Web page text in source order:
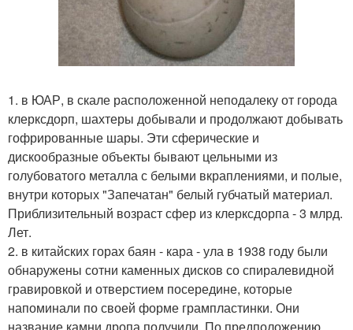
1. в ЮАР, в скале расположенной неподалеку от города
клерксдорп, шахтеры добывали и продолжают добывать
гофрированные шары. Эти сферические и
дискообразные объекты бывают цельными из
голубоватого металла с белыми вкраплениями, и полые,
внутри которых "Запечатан" белый губчатый материал.
Приблизительный возраст сфер из клерксдорпа - 3 млрд.
Лет.
2. в китайских горах баян - кара - ула в 1938 году были
обнаружены сотни каменных дисков со спиралевидной
гравировкой и отверстием посередине, которые
напоминали по своей форме грампластинки. Они